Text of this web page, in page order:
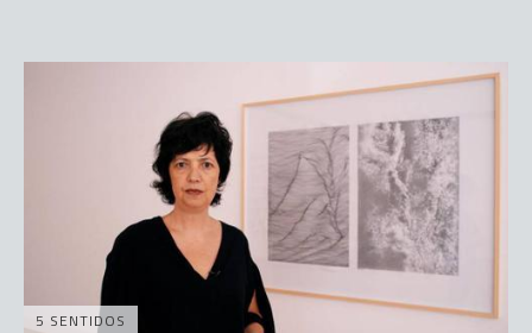
5 SENTIDOS